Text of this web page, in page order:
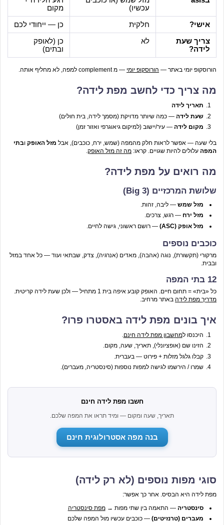
עכשיו)
מקום
אישי?
חלקית
כן — ייחודי לכם
צריך שעת
לידה?
לא
כן (לאופק
ובתים)
הורוסקופ יומי באתר — הורוסקופ יומי — מ complement למפה, לא מחליף אותה.
מה צריך כדי לחשב מפת לידה?
תאריך לידה
שעת לידה — כמה שיותר מדויקת (מסמך לידה, בית חולים)
מקום לידה — עיר/יישוב (למיקום גיאוגרפי ואזור זמן)
בלי שעה — אפשר לראות חלק מהמפה (שמש, ירח, כוכבים), אבל מזל האופק ובתי
המפה עלולים להיות שגויים. קראו: מה זה מזל האופק.
מה רואים על מפת לידה?
שלושת המרכזיים (Big 3)
מזל שמש — ליבה, זהות.
מזל ירח — רגש, צרכים.
מזל אופק (ASC)
— רושם ראשוני, גישה לחיים.
כוכבים נוספים
מרקורי (תקשורת), נוגה (אהבה), מאדים (אנרגיה), צדק, שבתאי ועוד — כל אחד במזל
ובבית.
12 בתי המפה
כל «בית» = תחום חיים. האופק קובע איפה בית 1 מתחיל — ולכן שעת לידה קריטית.
מדריך מפת לידה באתר מרחיב.
איך בונים מפת לידה באסטרו פרו?
היכנסו למחשבון מפת לידה חינם
הזינו שם (אופציונלי), תאריך, שעה, מקום.
קבלו גלגל מזלות + פירוט — בעברית.
שמרו / הירשמו לגישה למפות נוספות (סינסטריה, מעברים).
חשבו מפת לידה חינם
תאריך, שעה ומקום — ומיד תראו את המפה שלכם.
בנה מפה אסטרולוגית חינם
סוגי מפות נוספים (לא רק לידה)
מפת לידה היא הבסיס. אחר כך אפשר:
סינסטריה — התאמה בין שתי מפות →מפת סינסטריה
מעברים (טרנזיטים) — כוכבים עכשיו מול המפה שלכם